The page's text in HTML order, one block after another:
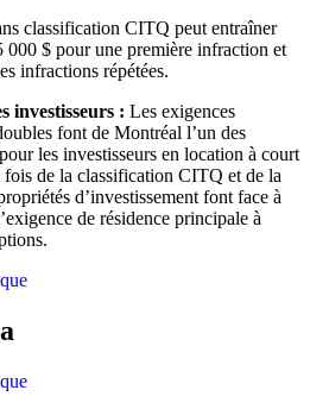
classification CITQ peut entraîner
000 $ pour une première infraction et
infractions répétées.
investisseurs : Les exigences
font de Montréal l’un des
les investisseurs en location à court
fois de la classification CITQ et de la
d’investissement font face à
de résidence principale à